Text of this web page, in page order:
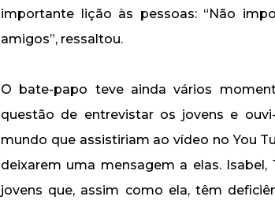
importante lição às pessoas: “Não
amigos”, ressaltou.
O bate-papo teve ainda vários
questão de entrevistar os jovens e
mundo que assistiriam ao vídeo no You
deixarem uma mensagem a elas.
jovens que, assim como ela, têm